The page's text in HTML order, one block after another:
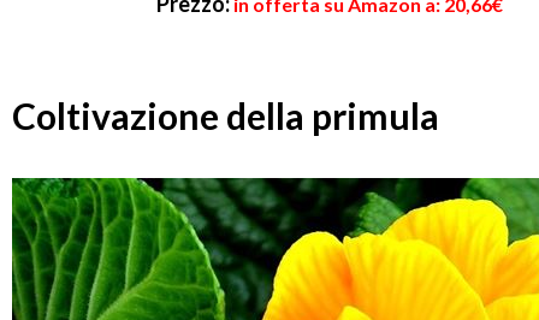
Coltivazione della primula